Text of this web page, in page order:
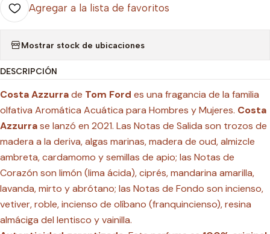
Agregar a la lista de favoritos
Mostrar stock de ubicaciones
DESCRIPCIÓN
Costa Azzurrade Tom Ford es una fragancia de la familia
olfativa Aromática Acuática para Hombres y Mujeres. Costa
Azzurrase lanzó en 2021. Las Notas de Salida son trozos de
madera a la deriva, algas marinas, madera de oud, almizcle
ambreta, cardamomo y semillas de apio; las Notas de
Corazón son limón (lima ácida), ciprés, mandarina amarilla,
lavanda, mirto y abrótano; las Notas de Fondo son incienso,
vetiver, roble, incienso de olíbano (franquincienso), resina
almáciga del lentisco y vainilla.